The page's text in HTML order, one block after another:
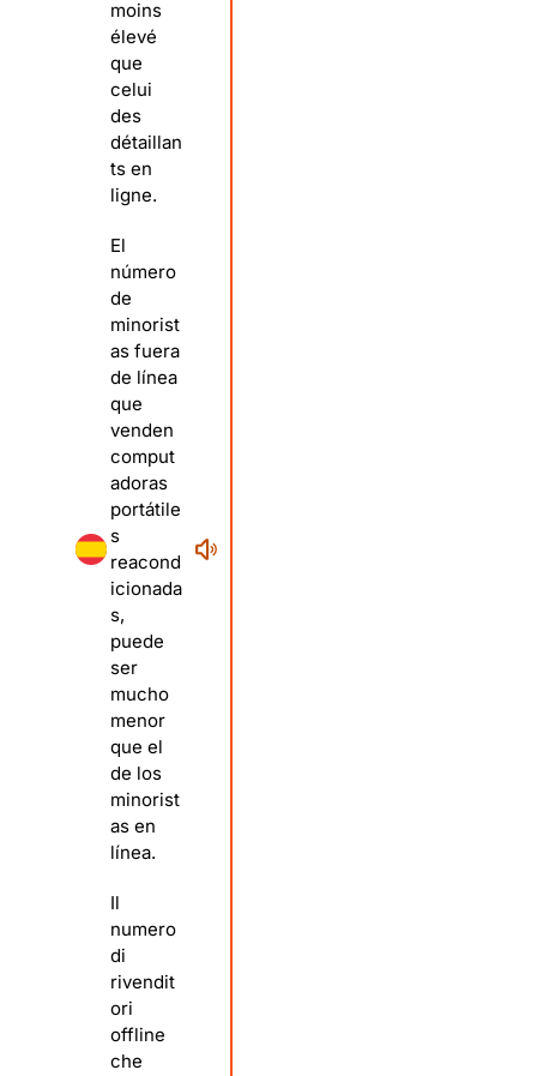
moins
élevé
que
celui
des
détaillan
ts en
ligne.
El
número
de
minorist
as fuera
de línea
que
venden
comput
adoras
portátile
s
reacond
icionada
s,
puede
ser
mucho
menor
que el
de los
minorist
as en
línea.
Il
numero
di
rivendit
ori
offline
che